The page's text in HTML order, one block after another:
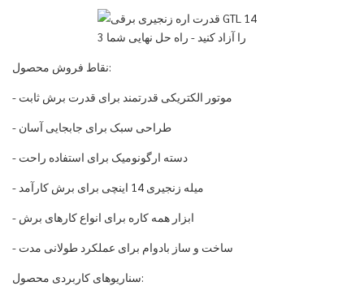
نقاط فروش محصول:
- موتور الکتریکی قدرتمند برای قدرت برش ثابت
- طراحی سبک برای جابجایی آسان
- دسته ارگونومیک برای استفاده راحت
- میله زنجیری 14 اینچی برای برش کارآمد
- ابزار همه کاره برای انواع کارهای برش
- ساخت و ساز بادوام برای عملکرد طولانی مدت
سناریوهای کاربردی محصول: